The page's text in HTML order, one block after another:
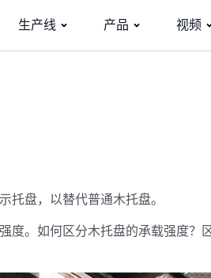
生产线 产品 视频
盘，以替代普通木托盘。
度。如何区分木托盘的承载强度？